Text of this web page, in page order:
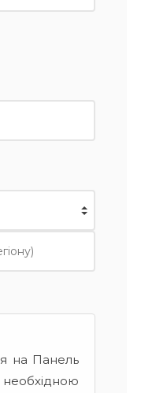
на Панель